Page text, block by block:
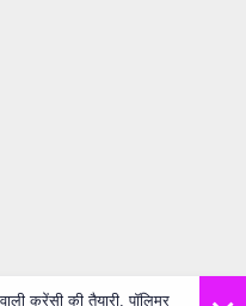
करेंसी की तैयारी, पॉलिमर